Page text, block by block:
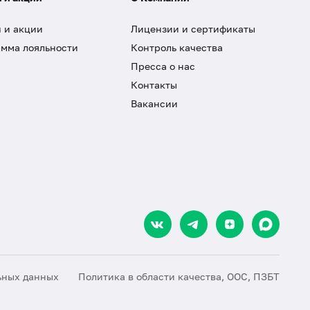
и акции
лояльности
Лицензии и сертификаты
Контроль качества
Пресса о нас
Контакты
Вакансии
данных Политика в области качества, ООС, ПЗБТ